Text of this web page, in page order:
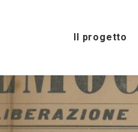
Il progetto